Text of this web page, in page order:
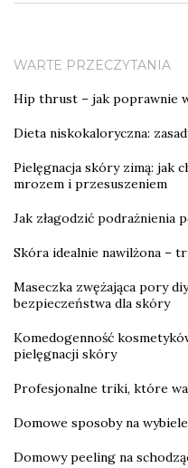
WARTE PRZECZYTANIA
Hip thrust – jak poprawnie
Dieta niskokaloryczna:
Pielęgnacja skóry zimą: jak
mrozem i przesuszeniem
Jak złagodzić podrażnienia
Skóra idealnie nawilżona –
Maseczka zwężająca pory
bezpieczeństwa dla skóry
Komedogenność
pielęgnacji skóry
Profesjonalne triki, które
Domowe sposoby na
Domowy peeling na